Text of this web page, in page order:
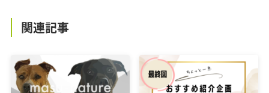
関連記事